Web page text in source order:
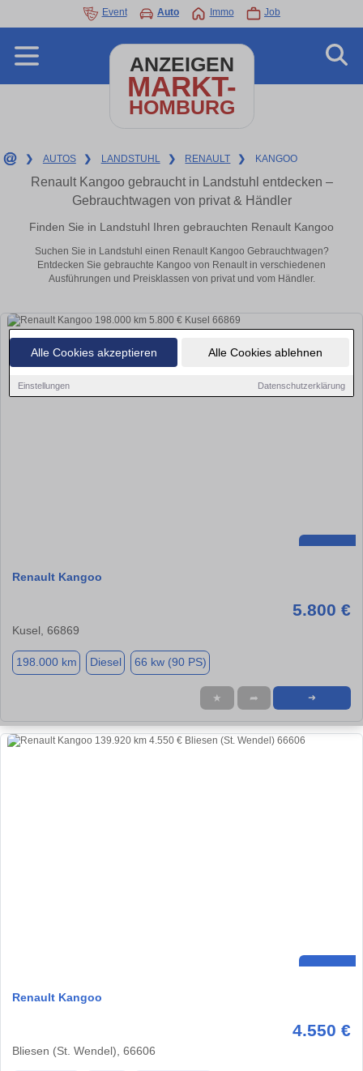
Alle Cookies akzeptieren Alle Cookies ablehnen
Einstellungen Datenschutzerklärung
Event Auto Immo Job
ANZEIGEN
MARKT-
HOMBURG
❯ AUTOS ❯ LANDSTUHL ❯ RENAULT ❯ KANGOO
Renault Kangoo gebraucht in Landstuhl entdecken –
Gebrauchtwagen von privat & Händler
Finden Sie in Landstuhl Ihren gebrauchten Renault Kangoo
Suchen Sie in Landstuhl einen Renault Kangoo Gebrauchtwagen?
Entdecken Sie gebrauchte Kangoo von Renault in verschiedenen
Ausführungen und Preisklassen von privat und vom Händler.
Renault Kangoo
5.800 €
Kusel, 66869
198.000 km Diesel 66 kw (90 PS)
★ ➦ ➜
Renault Kangoo
4.550 €
Bliesen (St. Wendel), 66606